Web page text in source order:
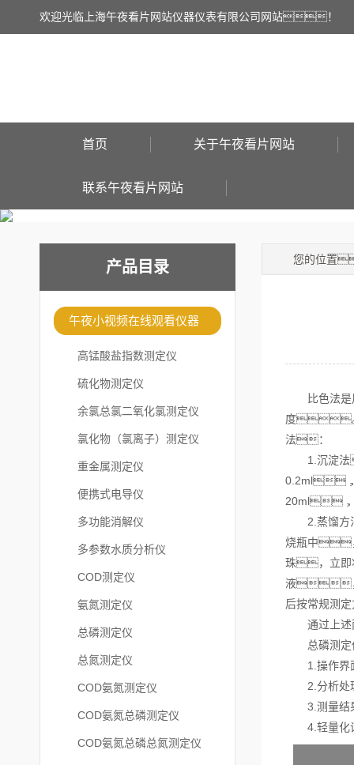
欢迎光临上海午夜看片网站仪器仪表有限公司网站！
首页 关于午夜看片网站
联系午夜看片网站
产品目录
午夜小视频在线观看仪器
高锰酸盐指数测定仪
硫化物测定仪
余氯总氯二氧化氯测定仪
氯化物（氯离子）测定仪
重金属测定仪
便携式电导仪
多功能消解仪
多参数水质分析仪
COD测定仪
氨氮测定仪
总磷测定仪
总氮测定仪
COD氨氮测定仪
COD氨氮总磷测定仪
COD氨氮总磷总氮测定仪
您的位置
比色法是
度。
法：
1.沉淀法
0.2ml
20ml，
2.蒸馏方法
烧瓶中
珠，立即
液，
后按常规测
通过上述
总磷测定
1.操作界
2.分析处
3.测量结
4.轻量化